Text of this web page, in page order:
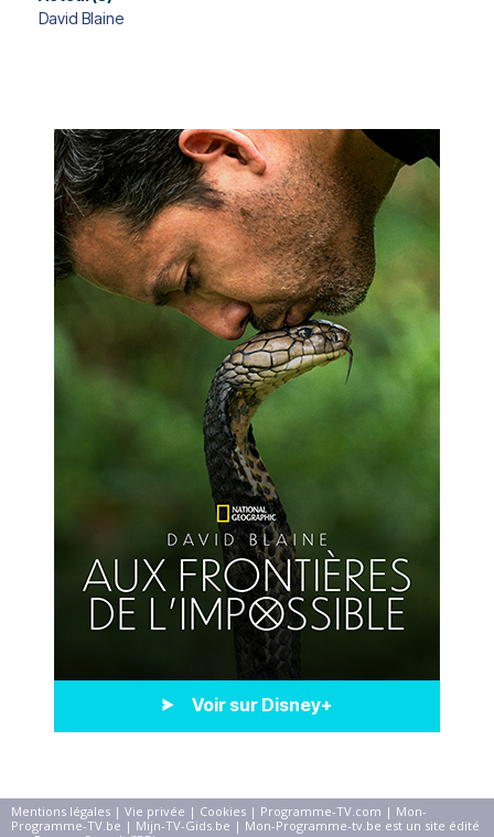
David Blaine
Voir sur Disney+
Mentions légales | Vie privée | Cookies | Programme-TV.com | Mon-
Programme-TV.be | Mijn-TV-Gids.be | Mon-Programme-tv.be est un site édité